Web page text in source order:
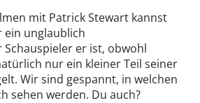
mit Patrick Stewart kannst
ein unglaublich
er ist, obwohl
nur ein kleiner Teil seiner
Wir sind gespannt, in welchen
sehen werden. Du auch?